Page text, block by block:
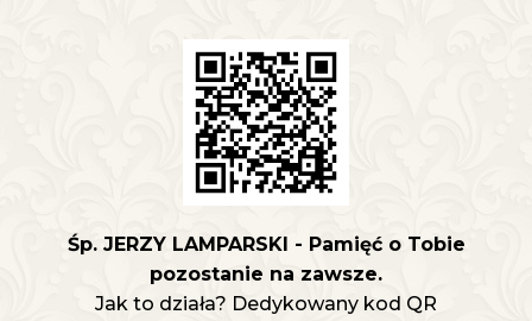
Śp. JERZY LAMPARSKI - Pamięć o Tobie
pozostanie na zawsze.
Jak to działa? Dedykowany kod QR